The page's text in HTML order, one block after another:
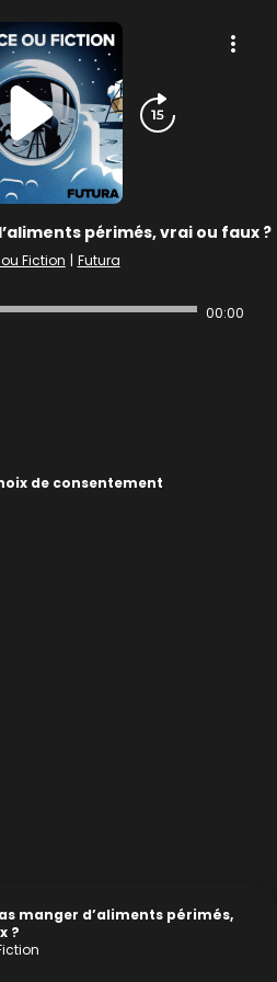
périmés, vrai ou faux ?
Fiction | Futura
00:00
de consentement
manger d’aliments périmés,
?